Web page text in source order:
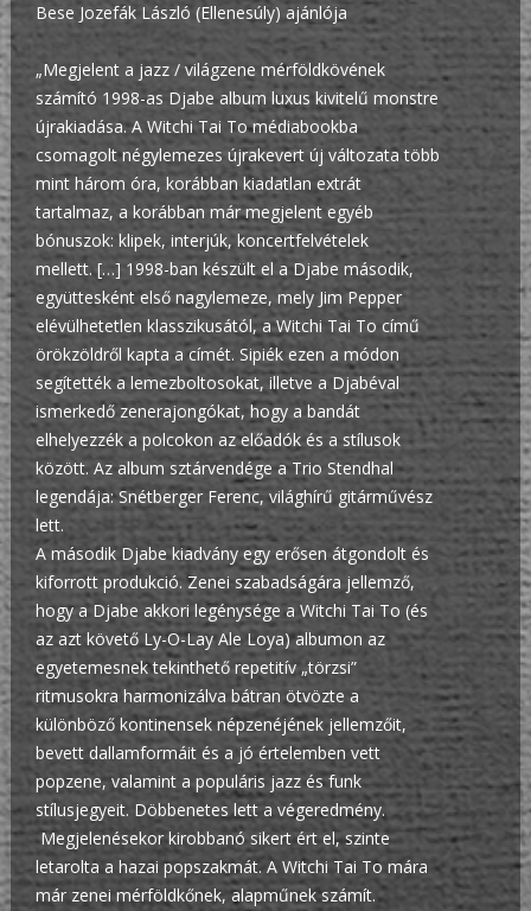
Bese Jozefák László (Ellenesúly) ajánlója
„Megjelent a jazz / világzene mérföldkövének
számító 1998-as Djabe album luxus kivitelű monstre
újrakiadása. A Witchi Tai To médiabookba
csomagolt négylemezes újrakevert új változata több
mint három óra, korábban kiadatlan extrát
tartalmaz, a korábban már megjelent egyéb
bónuszok: klipek, interjúk, koncertfelvételek
mellett. […] 1998-ban készült el a Djabe második,
együttesként első nagylemeze, mely Jim Pepper
elévülhetetlen klasszikusától, a Witchi Tai To című
örökzöldről kapta a címét. Sipiék ezen a módon
segítették a lemezboltosokat, illetve a Djabéval
ismerkedő zenerajongókat, hogy a bandát
elhelyezzék a polcokon az előadók és a stílusok
között. Az album sztárvendége a Trio Stendhal
legendája: Snétberger Ferenc, világhírű gitárművész
lett.
A második Djabe kiadvány egy erősen átgondolt és
kiforrott produkció. Zenei szabadságára jellemző,
hogy a Djabe akkori legénysége a Witchi Tai To (és
az azt követő Ly-O-Lay Ale Loya) albumon az
egyetemesnek tekinthető repetitív „törzsi”
ritmusokra harmonizálva bátran ötvözte a
különböző kontinensek népzenéjének jellemzőit,
bevett dallamformáit és a jó értelemben vett
popzene, valamint a populáris jazz és funk
stílusjegyeit. Döbbenetes lett a végeredmény.
Megjelenésekor kirobbanó sikert ért el, szinte
letarolta a hazai popszakmát. A Witchi Tai To mára
már zenei mérföldkőnek, alapműnek számít.